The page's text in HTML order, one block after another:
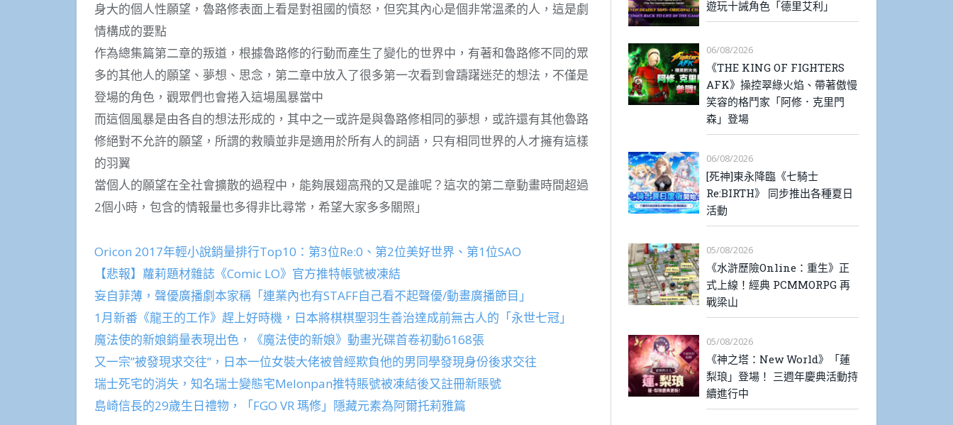
身大的個人性願望，魯路修表面上看是對祖國的憤怒，但究其內心是個非常溫柔的人，這是劇
情構成的要點
作為總集篇第二章的叛道，根據魯路修的行動而產生了變化的世界中，有著和魯路修不同的眾
多的其他人的願望、夢想、思念，第二章中放入了很多第一次看到會躊躇迷茫的想法，不僅是
登場的角色，觀眾們也會捲入這場風暴當中
而這個風暴是由各自的想法形成的，其中之一或許是與魯路修相同的夢想，或許還有其他魯路
修絕對不允許的願望，所謂的救贖並非是適用於所有人的詞語，只有相同世界的人才擁有這樣
的羽翼
當個人的願望在全社會擴散的過程中，能夠展翅高飛的又是誰呢？這次的第二章動畫時間超過
2個小時，包含的情報量也多得非比尋常，希望大家多多關照」
Oricon 2017年輕小說銷量排行Top10：第3位Re:0、第2位美好世界、第1位SAO
【悲報】蘿莉題材雜誌《Comic LO》官方推特帳號被凍結
妄自菲薄，聲優廣播劇本家稱「連業內也有STAFF自己看不起聲優/動畫廣播節目」
1月新番《龍王的工作》趕上好時機，日本將棋棋聖羽生善治達成前無古人的「永世七冠」
魔法使的新娘銷量表現出色，《魔法使的新娘》動畫光碟首卷初動6168張
又一宗”被發現求交往”，日本一位女裝大佬被曾經欺負他的男同學發現身份後求交往
瑞士死宅的消失，知名瑞士變態宅Melonpan推特賬號被凍結後又註冊新賬號
島崎信長的29歲生日禮物，「FGO VR 瑪修」隱藏元素為阿爾托莉雅篇
遊玩十誡角色「德里艾利」
06/08/2026
《THE KING OF FIGHTERS
AFK》操控翠綠火焰、帶著傲慢
笑容的格鬥家「阿修．克里門
森」登場
06/08/2026
[死神]東永降臨《七騎士
Re:BIRTH》 同步推出各種夏日
活動
05/08/2026
《水滸歷險Online：重生》正
式上線！經典 PCMMORPG 再
戰梁山
05/08/2026
《神之塔：New World》「蓮
梨琅」登場！ 三週年慶典活動持
續進行中